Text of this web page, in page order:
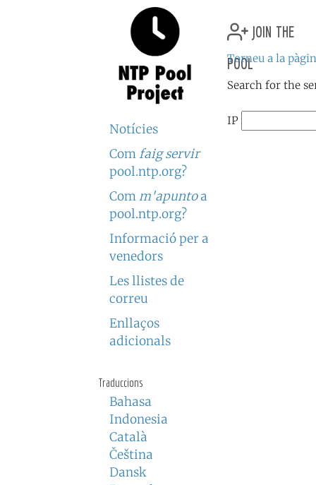
Notícies
Com faig servir
pool.ntp.org?
Com m'apuntoa
pool.ntp.org?
Informació per a
venedors
Les llistes de
correu
Enllaços
adicionals
Traduccions
Bahasa
Indonesia
Català
Čeština
Dansk
join the
pool
Torneu a la
Search for the
IP